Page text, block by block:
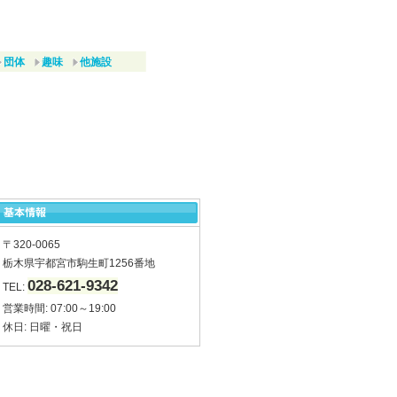
団体 趣味 他施設
〒320-0065
栃木県宇都宮市駒生町1256番地
TEL: 028-621-9342
営業時間: 07:00～19:00
休日: 日曜・祝日